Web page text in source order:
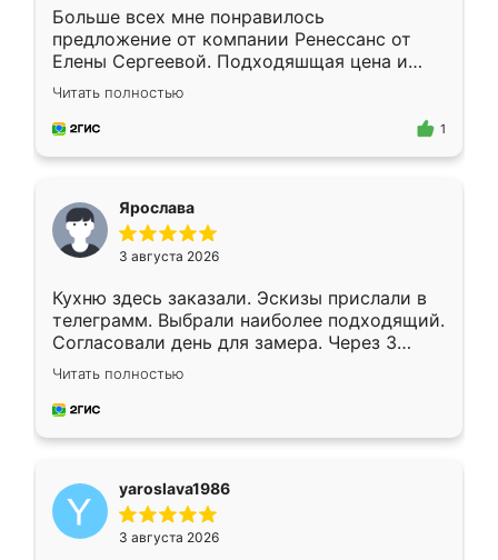
Больше всех мне понравилось
предложение от компании Ренессанс от
Елены Сергеевой. Подходяшщая цена и
короткие сроки изготовления. Приехавший
для замера сотрудник Владислав
предложил по моему эскизу самый
Читать полностью
1
Ярослава
3 августа 2026
Кухню здесь заказали. Эскизы прислали в
телеграмм. Выбрали наиболее подходящий.
Согласовали день для замера. Через 3
недели кухня была уже готова. Остались
довольны работой. Спасибо Ренессанс
мебель за качественную работу!
Читать полностью
yaroslava1986
3 августа 2026